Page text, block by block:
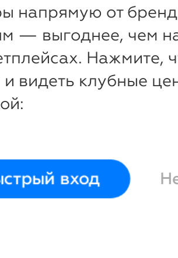
напрямую от
— выгоднее, чем
Нажмите,
и видеть клубные
вход